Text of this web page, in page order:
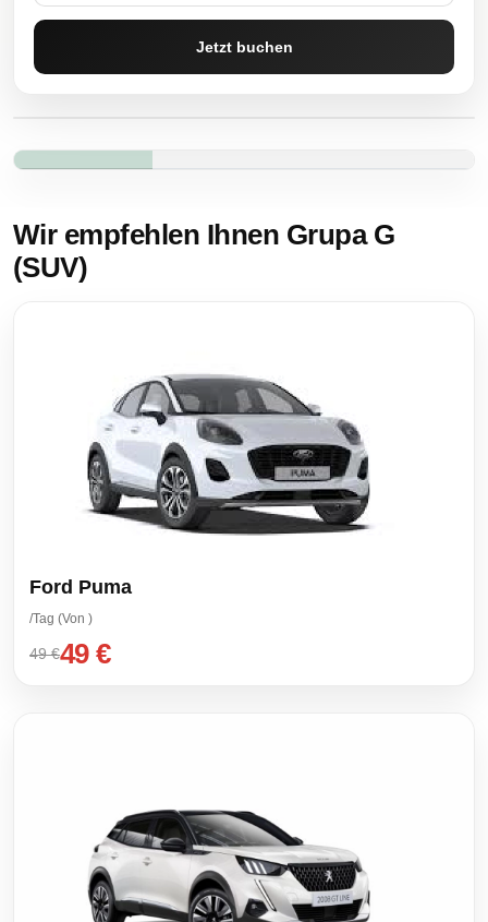
Jetzt buchen
Wir empfehlen Ihnen Grupa G
(SUV)
Ford Puma
/Tag (Von )
49 €49 €